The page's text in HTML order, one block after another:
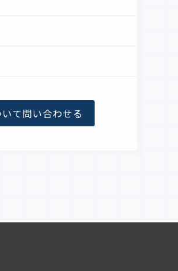
て問い合わせる